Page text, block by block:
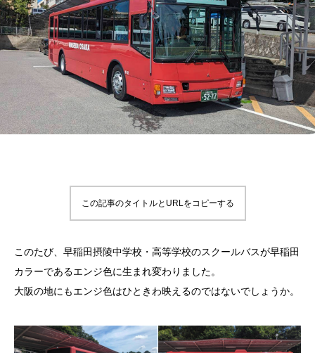
この記事のタイトルとURLをコピーする
このたび、早稲田摂陵中学校・高等学校のスクールバスが早稲田
カラーであるエンジ色に生まれ変わりました。
大阪の地にもエンジ色はひときわ映えるのではないでしょうか。